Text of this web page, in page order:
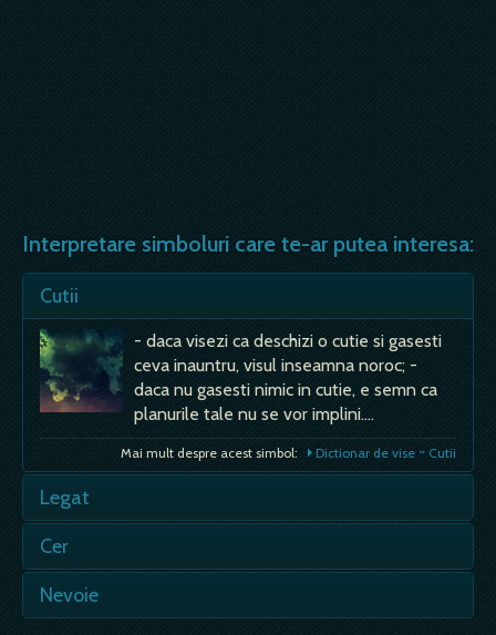
Interpretare simboluri care te-ar putea interesa:
Cutii
- daca visezi ca deschizi o cutie si gasesti
ceva inauntru, visul inseamna noroc; -
daca nu gasesti nimic in cutie, e semn ca
planurile tale nu se vor implini.…
Mai mult despre acest simbol: Dictionar de vise ~ Cutii
Legat
- esti limitat de viata de zi cu zi, ai vrea sa
posibilitati nu ai pentru asa ceva; Legatura,
Cer
sufleteasca si prietenie statornica; - vei
Nevoie